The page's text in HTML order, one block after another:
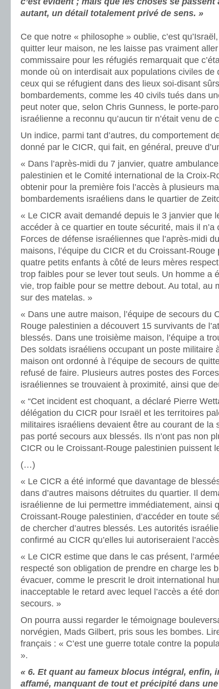
autant, un détail totalement privé de sens. »
Ce que notre « philosophe » oublie, c’est
quitter leur maison, ne les laisse pas vraiment
commissaire pour les réfugiés remarquait que
monde où on interdisait aux populations civiles de
ceux qui se réfugient dans des lieux soi-disant
bombardements, comme les 40 civils tués dans
peut noter que, selon Chris Gunness, le porte-
israélienne a reconnu qu’aucun tir n’était venu de
Un indice, parmi tant d’autres, du comportement
donné par le CICR, qui fait, en général, preuve
« Dans l’après-midi du 7 janvier, quatre
palestinien et le Comité international de la Croix-
obtenir pour la première fois l’accès à plusieurs
bombardements israéliens dans le quartier de
« Le CICR avait demandé depuis le 3 janvier que
accéder à ce quartier en toute sécurité, mais il n’a
Forces de défense israéliennes que l’après-midi
maisons, l’équipe du CICR et du Croissant-
quatre petits enfants à côté de leurs mères
trop faibles pour se lever tout seuls. Un homme a
vie, trop faible pour se mettre debout. Au total, au
sur des matelas. »
« Dans une autre maison, l’équipe de secours du
Rouge palestinien a découvert 15 survivants de
blessés. Dans une troisième maison, l’équipe a
Des soldats israéliens occupant un poste militaire
maison ont ordonné à l’équipe de secours de
refusé de faire. Plusieurs autres postes des
israéliennes se trouvaient à proximité, ainsi que
« “Cet incident est choquant, a déclaré Pierre
délégation du CICR pour Israël et les territoires
militaires israéliens devaient être au courant de la
pas porté secours aux blessés. Ils n’ont pas non
CICR ou le Croissant-Rouge palestinien puissent
(…)
« Le CICR a été informé que davantage de
dans d’autres maisons détruites du quartier. Il
israélienne de lui permettre immédiatement, ainsi
Croissant-Rouge palestinien, d’accéder en toute
de chercher d’autres blessés. Les autorités
confirmé au CICR qu’elles lui autoriseraient
« Le CICR estime que dans le cas présent,
respecté son obligation de prendre en charge les
évacuer, comme le prescrit le droit international
inacceptable le retard avec lequel l’accès a été
secours. »
On pourra aussi regarder le témoignage
norvégien, Mads Gilbert, pris sous les bombes.
français : « C’est une guerre totale contre la
».
« 6. Et quant au fameux blocus intégral, enfin,
affamé, manquant de tout et précipité dans